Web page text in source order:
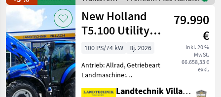
km/h: 50 km/h, Aufla
Deutz Fahr
New Holland
T5.100 Utility
Dual Command
79.990
€
inkl. 20 %
MwSt.
66.658,33 €
exkl.
100 PS/74 kW
Bj. 2026
Antrieb: Allrad, Getriebeart
Landmaschine:
Plattform: Kabine,
Landtechnik Villach GmbH